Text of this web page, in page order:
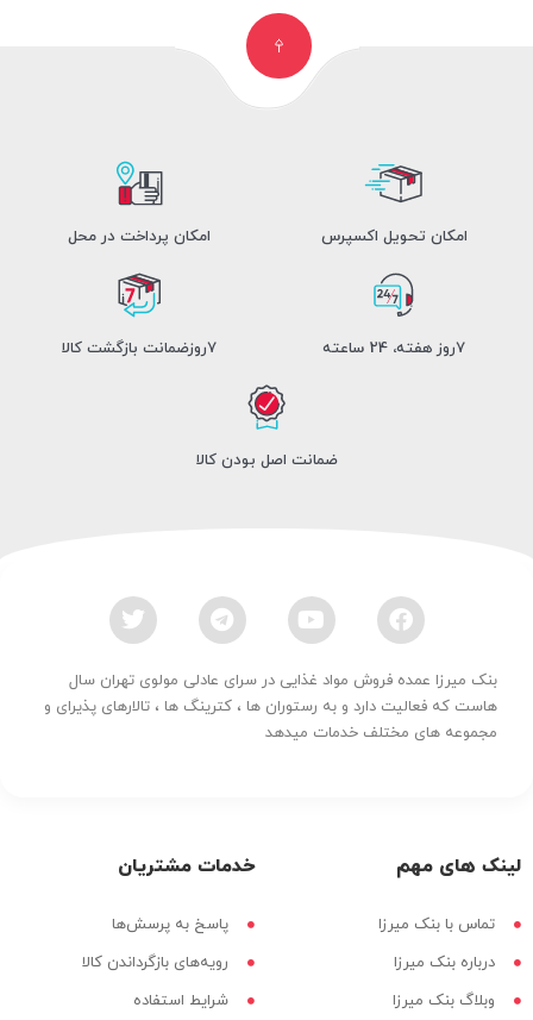
امکان تحویل اکسپرس امکان پرداخت در محل
7روز هفته، 24 ساعته 7روزضمانت بازگشت کالا
ضمانت اصل بودن کالا
بنک میرزا عمده فروش مواد غذایی در سرای عادلی مولوی تهران سال
هاست که فعالیت دارد و به رستوران ها ، کترینگ ها ، تالارهای پذیرای و
مجموعه های مختلف خدمات میدهد
لینک های مهم
تماس با بنک میرزا
درباره بنک میرزا
وبلاگ بنک میرزا
خدمات مشتریان
پاسخ به پرسش‌ها
رویه‌های بازگرداندن کالا
شرایط استفاده